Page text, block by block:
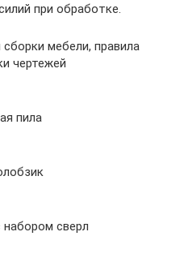
при обработке.
мебели, правила
чертежей
пила
набором сверл